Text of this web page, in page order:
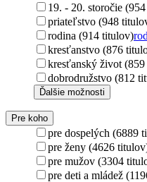
19. - 20. storočie
priateľstvo (948
rodina (914 titulov)
kresťanstvo (876
kresťanský život
dobrodružstvo (812
Ďalšie možnosti
Pre koho
pre dospelých (6889
pre ženy (4626
pre mužov (3304
pre deti a mládež